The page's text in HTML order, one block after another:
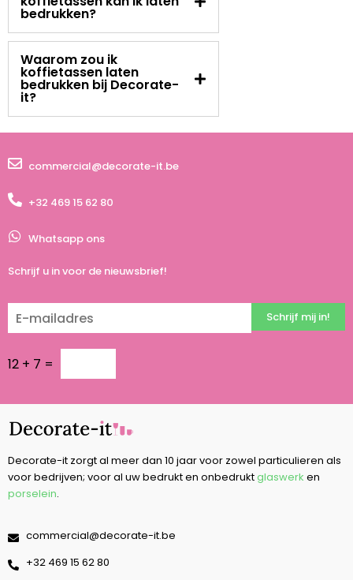
bedrukken?
Waarom zou ik
koffietassen laten
bedrukken bij Decorate-
it?
commercial@decorate-it.be
+32 469 15 62 80
Whatsapp ons
Schrijf u in voor de nieuwsbrief!
12 + 7 =
Schrijf mij in!
Decorate-it zorgt al meer dan 10 jaar voor zowel particulieren als
voor bedrijven; voor al uw bedrukt en onbedruktglaswerk en
porselein.
commercial@decorate-it.be
‭+32 469 15 62 80‬